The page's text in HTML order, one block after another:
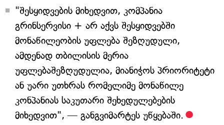
"შესყიდვების მიხედვით, კომპანია
გრინსერვისი + არ აქვს შესყიდვებში
მონაწილეობის უფლება შეზღუდული,
ამდენად თბილისის მერია
უფლებაშეზღუდულია, მიანიჭოს პრიორიტეტი
ან უარი უთხრას რომელიმე მონაწილე
კონპანიას საკუთარი შეხედულებების
მიხედვით", — განგვიმარტეს უწყებაში.